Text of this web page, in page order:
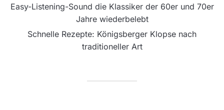
Easy-Listening-Sound die Klassiker der 60er und 70er
Jahre wiederbelebt
Schnelle Rezepte: Königsberger Klopse nach
traditioneller Art